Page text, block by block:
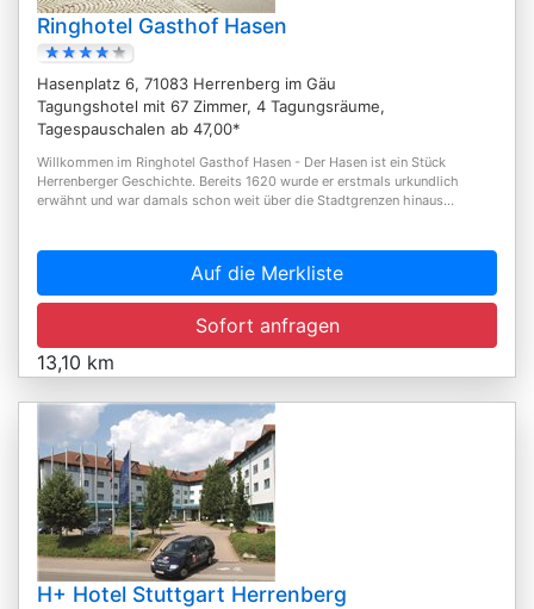
Ringhotel Gasthof Hasen
Hasenplatz 6, 71083 Herrenberg im Gäu
Tagungshotel mit 67 Zimmer, 4 Tagungsräume,
Tagespauschalen ab 47,00*
Willkommen im Ringhotel Gasthof Hasen - Der Hasen ist ein Stück
Herrenberger Geschichte. Bereits 1620 wurde er erstmals urkundlich
erwähnt und war damals schon weit über die Stadtgrenzen hinaus...
Auf die Merkliste
Sofort anfragen
13,10 km
H+ Hotel Stuttgart Herrenberg